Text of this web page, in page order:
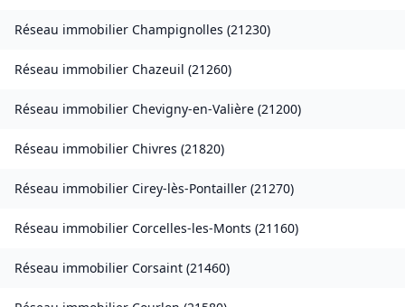
Réseau immobilier Champignolles (21230)
Réseau immobilier Chazeuil (21260)
Réseau immobilier Chevigny-en-Valière (21200)
Réseau immobilier Chivres (21820)
Réseau immobilier Cirey-lès-Pontailler (21270)
Réseau immobilier Corcelles-les-Monts (21160)
Réseau immobilier Corsaint (21460)